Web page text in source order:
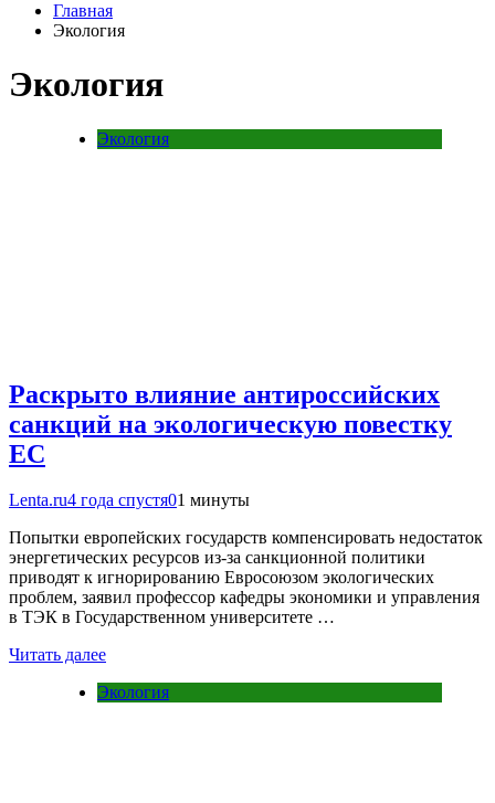
Главная
Экология
Экология
Экология
Раскрыто влияние антироссийских
санкций на экологическую повестку
ЕС
Lenta.ru4 года спустя01 минуты
Попытки европейских государств компенсировать недостаток
энергетических ресурсов из-за санкционной политики
приводят к игнорированию Евросоюзом экологических
проблем, заявил профессор кафедры экономики и управления
в ТЭК в Государственном университете …
Читать далее
Экология